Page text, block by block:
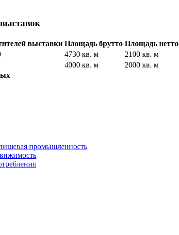
выставки Площадь брутто Площадь нетто
4730 кв. м 2100 кв. м
4000 кв. м 2000 кв. м
промышленность